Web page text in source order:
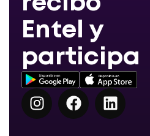
Entel y
participa